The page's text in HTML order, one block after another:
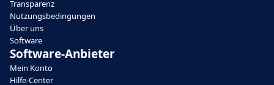
Transparenz
Nutzungsbedingungen
Über uns
Software
Software-Anbieter
Mein Konto
Hilfe-Center